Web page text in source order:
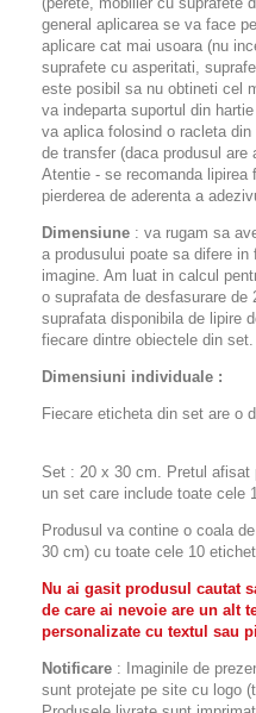
general aplicarea se va face
aplicare cat mai usoara (nu
suprafete cu asperitati,
este posibil sa nu obtineti cel
va indeparta suportul din
va aplica folosind o racleta
de transfer (daca produsul are
Atentie - se recomanda
pierderea de aderenta a
Dimensiune : va rugam sa
a produsului poate sa difere
imagine. Am luat in calcul
o suprafata de desfasurare
suprafata disponibila de lipire
fiecare dintre obiectele din set.
Dimensiuni individuale :
Fiecare eticheta din set are o
Set : 20 x 30 cm. Pretul afisat
un set care include toate cele
Produsul va contine o coala
30 cm) cu toate cele 10
Nu ai gasit produsul cautat
de care ai nevoie are un alt
personalizate cu textul sau
Notificare : Imaginile de
sunt protejate pe site cu logo